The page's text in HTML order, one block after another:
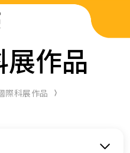
展作品
際科展作品